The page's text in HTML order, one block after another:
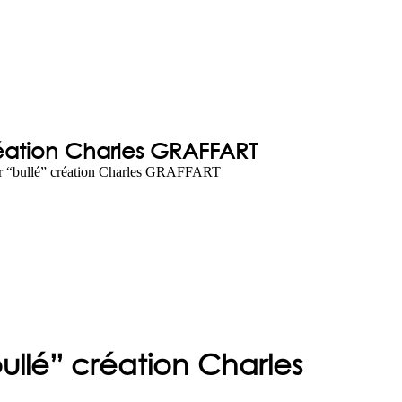
Charles GRAFFART
“bullé” création Charles GRAFFART
création Charles